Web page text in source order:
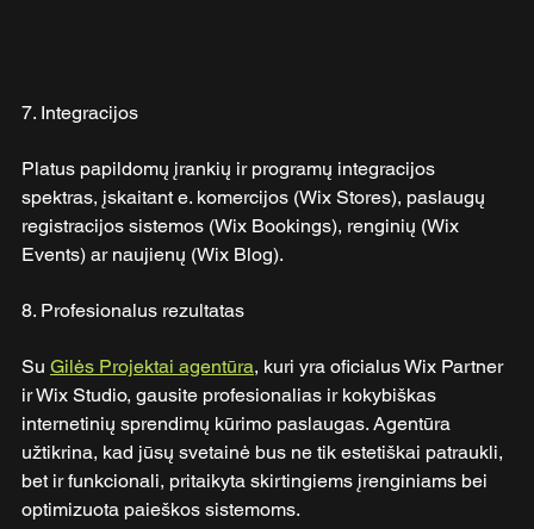
7. Integracijos
Platus papildomų įrankių ir programų integracijos
spektras, įskaitant e. komercijos (Wix Stores), paslaugų
registracijos sistemos (Wix Bookings), renginių (Wix
Events) ar naujienų (Wix Blog).
8. Profesionalus rezultatas
Su Gilės Projektai agentūra, kuri yra oficialus Wix Partner
ir Wix Studio, gausite profesionalias ir kokybiškas
internetinių sprendimų kūrimo paslaugas. Agentūra
užtikrina, kad jūsų svetainė bus ne tik estetiškai patraukli,
bet ir funkcionali, pritaikyta skirtingiems įrenginiams bei
optimizuota paieškos sistemoms.